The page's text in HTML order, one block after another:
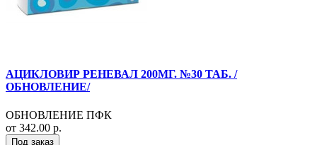
АЦИКЛОВИР РЕНЕВАЛ 200МГ. №30 ТАБ. /
ОБНОВЛЕНИЕ/
ОБНОВЛЕНИЕ ПФК
от 342.00 р.
Под заказ